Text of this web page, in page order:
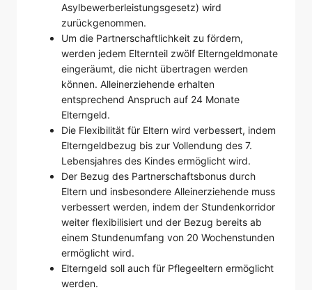
Asylbewerberleistungsgesetz) wird
zurückgenommen.
Um die Partnerschaftlichkeit zu fördern,
werden jedem Elternteil zwölf Elterngeldmonate
eingeräumt, die nicht übertragen werden
können. Alleinerziehende erhalten
entsprechend Anspruch auf 24 Monate
Elterngeld.
Die Flexibilität für Eltern wird verbessert, indem
Elterngeldbezug bis zur Vollendung des 7.
Lebensjahres des Kindes ermöglicht wird.
Der Bezug des Partnerschaftsbonus durch
Eltern und insbesondere Alleinerziehende muss
verbessert werden, indem der Stundenkorridor
weiter flexibilisiert und der Bezug bereits ab
einem Stundenumfang von 20 Wochenstunden
ermöglicht wird.
Elterngeld soll auch für Pflegeeltern ermöglicht
werden.